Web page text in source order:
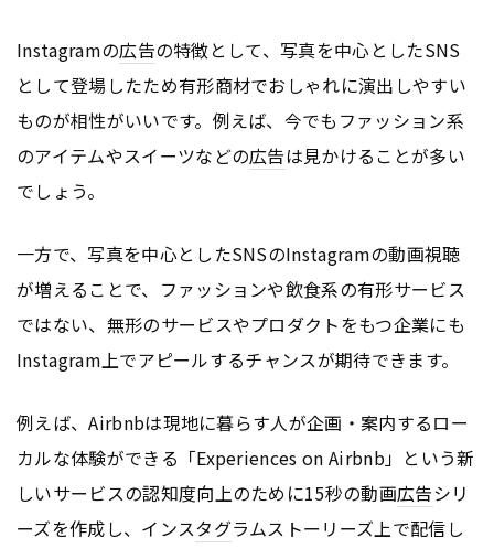
Instagramの広告の特徴として、写真を中心としたSNS
として登場したため有形商材でおしゃれに演出しやすい
ものが相性がいいです。例えば、今でもファッション系
のアイテムやスイーツなどの広告は見かけることが多い
でしょう。
一方で、写真を中心としたSNSのInstagramの動画視聴
が増えることで、ファッションや飲食系の有形サービス
ではない、無形のサービスやプロダクトをもつ企業にも
Instagram上でアピールするチャンスが期待できます。
例えば、Airbnbは現地に暮らす人が企画・案内するロー
カルな体験ができる「Experiences on Airbnb」という新
しいサービスの認知度向上のために15秒の動画広告シリ
ーズを作成し、インスタグラムストーリーズ上で配信し